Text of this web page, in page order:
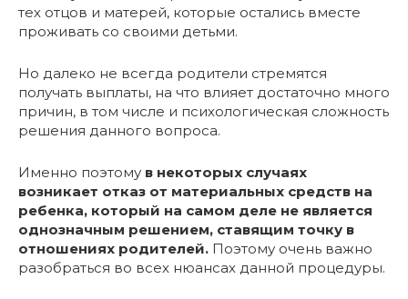
тех отцов и матерей, которые остались вместе
проживать со своими детьми.
Но далеко не всегда родители стремятся
получать выплаты, на что влияет достаточно много
причин, в том числе и психологическая сложность
решения данного вопроса.
Именно поэтому в некоторых случаях
возникает отказ от материальных средств на
ребенка, который на самом деле не является
однозначным решением, ставящим точку в
отношениях родителей. Поэтому очень важно
разобраться во всех нюансах данной процедуры.